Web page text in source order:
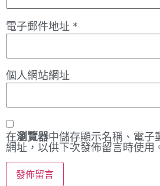
電子郵件地址 *
個人網站網址
在瀏覽器中儲存顯示名稱、電子
網址，以供下次發佈留言時使用